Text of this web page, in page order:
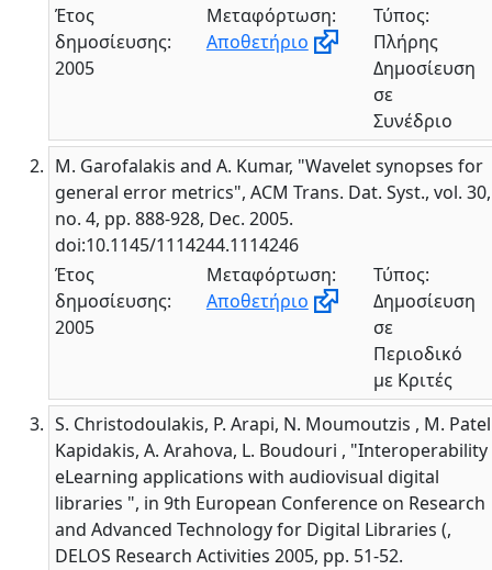
Έτος
δημοσίευσης:
2005
Μεταφόρτωση:
Αποθετήριο
Τύπος:
Πλήρης
Δημοσίευση
σε
Συνέδριο
M. Garofalakis and A. Kumar, "Wavelet synopses for
general error metrics", ACM Trans. Dat. Syst., vol. 30,
no. 4, pp. 888-928, Dec. 2005.
doi:10.1145/1114244.1114246
Έτος
δημοσίευσης:
2005
Μεταφόρτωση:
Αποθετήριο
Τύπος:
Δημοσίευση
σε
Περιοδικό
με Κριτές
S. Christodoulakis, P. Arapi, N. Moumoutzis , M. Patel
Kapidakis, A. Arahova, L. Boudouri ,
eLearning applications with audiovisual digital
libraries ", in 9th European Conference on Research
and Advanced Technology for Digital Libraries (,
DELOS Research Activities 2005, pp. 51-52.